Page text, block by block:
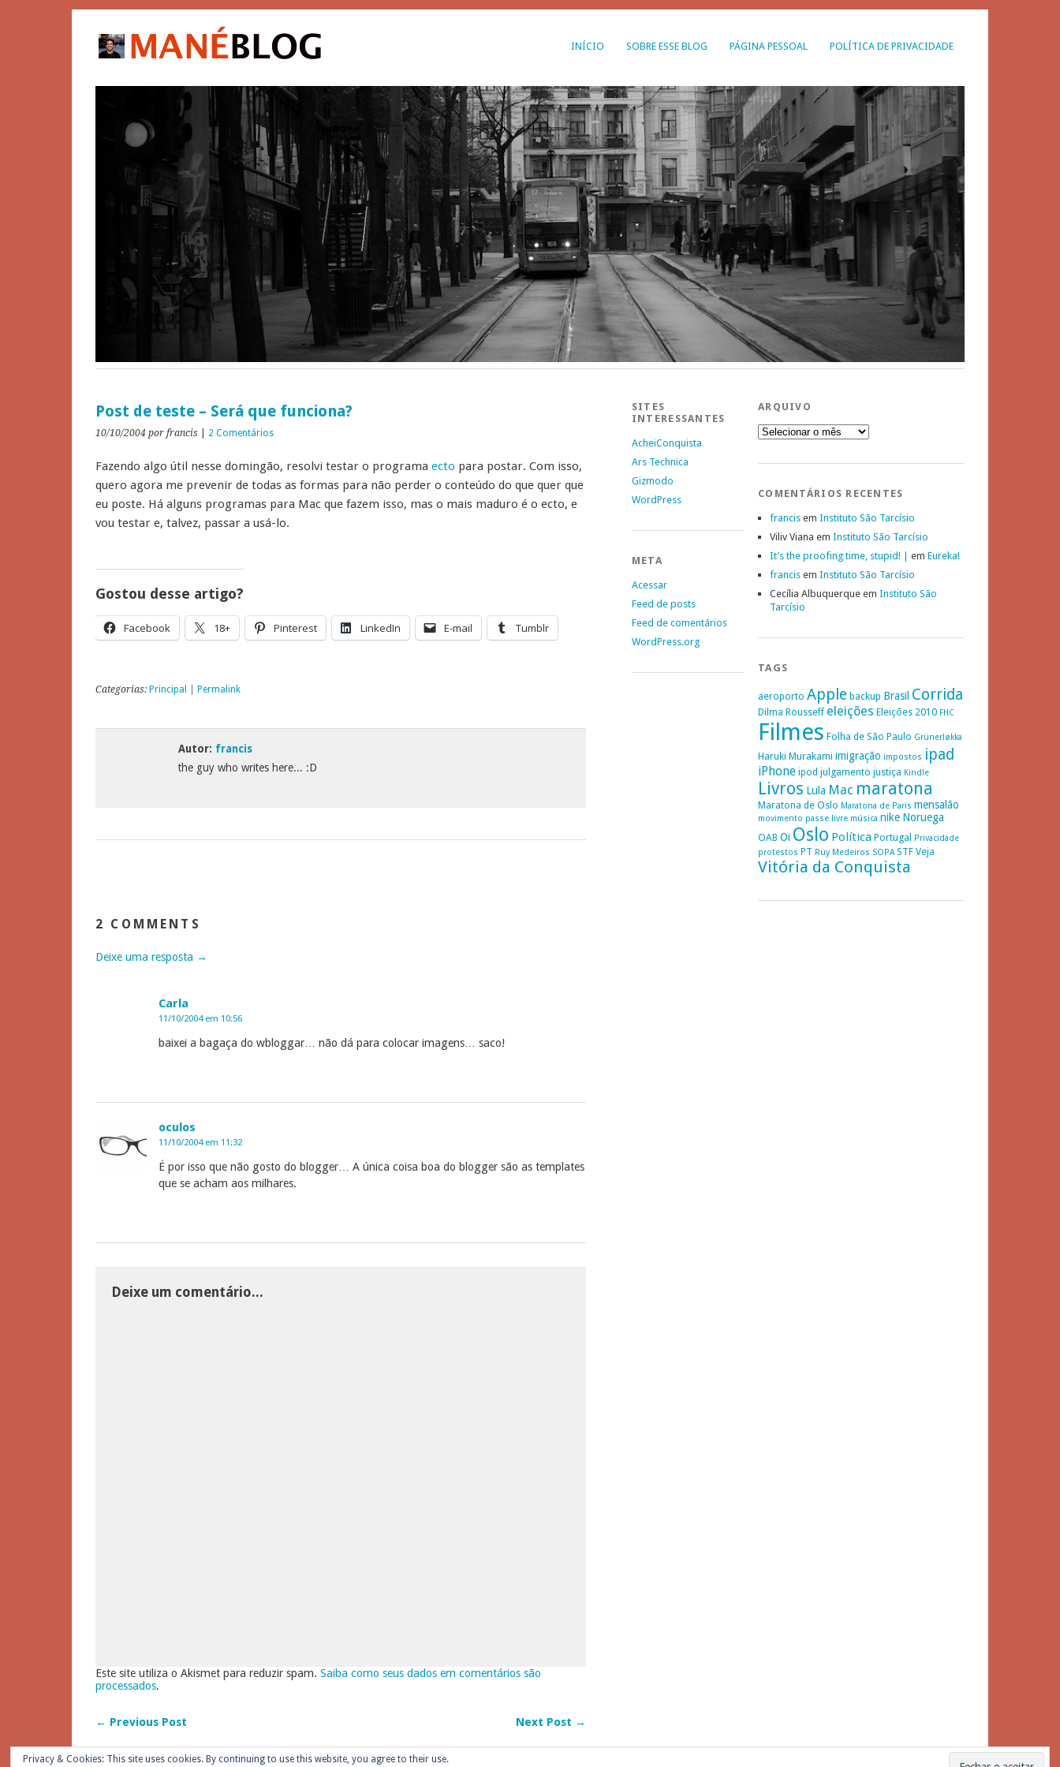
INÍCIO SOBRE ESSE BLOG PÁGINA PESSOAL POLÍTICA DE PRIVACIDADE
Post de teste – Será que funciona?
10/10/2004 por francis 2 Comentários
Fazendo algo útil nesse domingão, resolvi testar o programa ecto para postar. Com isso,
quero agora me prevenir de todas as formas para não perder o conteúdo do que quer que
eu poste. Há alguns programas para Mac que fazem isso, mas o mais maduro é o ecto, e
vou testar e, talvez, passar a usá-lo.
Gostou desse artigo?
Facebook 18+ Pinterest LinkedIn E-mail Tumblr
Categorias: Principal Permalink
Autor: francis
the guy who writes here... :D
2 COMMENTS
Deixe uma resposta →
Carla
11/10/2004 em 10:56
baixei a bagaça do wbloggar… não dá para colocar imagens… saco!
oculos
11/10/2004 em 11:32
É por isso que não gosto do blogger… A única coisa boa do blogger são as templates
que se acham aos milhares.
Deixe um comentário...
Este site utiliza o Akismet para reduzir spam. Saiba como seus dados em comentários são
processados.
← Previous Post Next Post →
SITES
INTERESSANTES
AcheiConquista
Ars Technica
Gizmodo
WordPress
META
Acessar
Feed de posts
Feed de comentários
WordPress.org
ARQUIVO
Arquivo
COMENTÁRIOS RECENTES
francis em Instituto São Tarcísio
Viliv Viana em Instituto São Tarcísio
It’s the proofing time, stupid! |
em Eureka!
francis em Instituto São Tarcísio
Cecília Albuquerque em Instituto São
Tarcísio
TAGS
aeroporto Apple backup Brasil Corrida
Dilma Rousseff eleições Eleições 2010 FHC
Filmes Folha de São Paulo Grünerløkka
Haruki Murakami imigração impostos ipad
iPhone ipod julgamento justiça Kindle
Livros Lula Mac maratona
Maratona de Oslo Maratona de Paris mensalão
movimento passe livre música nike Noruega
OAB Oi Oslo Política Portugal
Privacidade
protestos PT Ruy Medeiros SOPA STF Veja
Vitória da Conquista
Privacy & Cookies: This site uses cookies. By continuing to use this website, you agree to their use.